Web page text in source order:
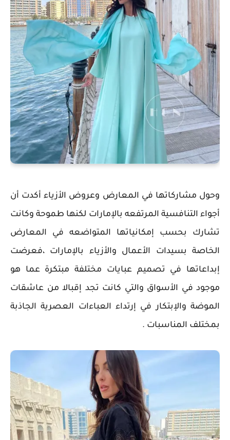
وحول مشاركاتها في المعارض وعروض الأزياء أكدت أن
أجواء التنافسية المرتفعه بالإمارات لكنها طموحة وكانت
تشارك بحسب إمكانياتها المتواضعه في المعارض
الخاصة بسيدات الأعمال والأزياء بالإمارات ،فعرضت
إبداعاتها في تصميم عبايات مختلفة مبتكرة عما هو
موجود في الأسواق والتي كانت تجد إقبالا من عاشقات
الموضة والإبتكار في إرتداء العباءات العصرية الجاذبة
بمختلف المناسبات .